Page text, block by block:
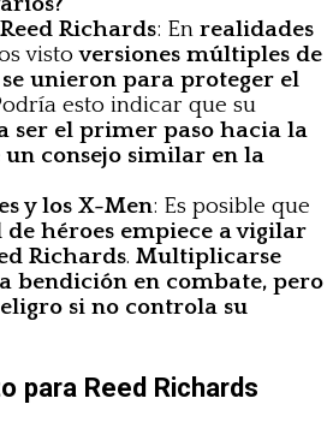
Richards: En realidades
vistoversiones múltiples de
unieron para proteger el
esto indicar que su
ser el primer paso hacia la
consejo similar en la
y los X-Men: Es posible que
héroes empiece a vigilar
Richards. Multiplicarse
bendición en combate, pero
si no controla su
para Reed Richards